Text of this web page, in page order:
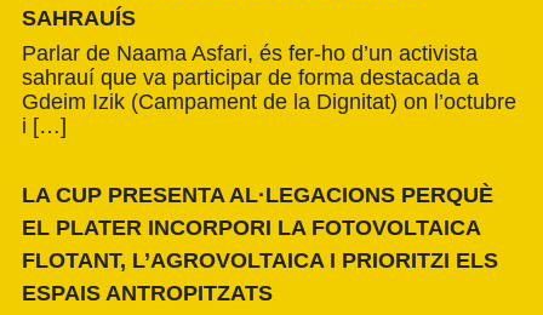
SAHRAUÍS
Parlar de Naama Asfari, és fer-ho d’un activista
sahrauí que va participar de forma destacada a
Gdeim Izik (Campament de la Dignitat) on l’octubre
i […]
LA CUP PRESENTA AL·LEGACIONS PERQUÈ
EL PLATER INCORPORI LA FOTOVOLTAICA
FLOTANT, L’AGROVOLTAICA I PRIORITZI ELS
ESPAIS ANTROPITZATS